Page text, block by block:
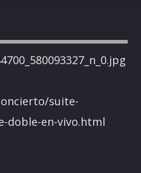
suite-
doble-en-vivo.html